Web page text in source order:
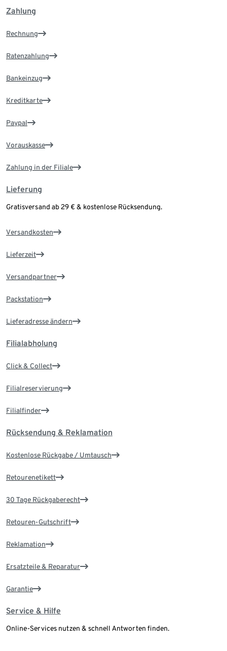
Zahlung
Rechnung
Ratenzahlung
Bankeinzug
Kreditkarte
Paypal
Vorauskasse
Zahlung in der Filiale
Lieferung
Gratisversand ab 29 € & kostenlose Rücksendung.
Versandkosten
Lieferzeit
Versandpartner
Packstation
Lieferadresse ändern
Filialabholung
Click & Collect
Filialreservierung
Filialfinder
Rücksendung & Reklamation
Kostenlose Rückgabe / Umtausch
Retourenetikett
30 Tage Rückgaberecht
Retouren-Gutschrift
Reklamation
Ersatzteile & Reparatur
Garantie
Service & Hilfe
Online-Services nutzen & schnell Antworten finden.